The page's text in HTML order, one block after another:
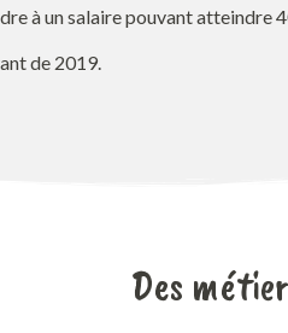
à un salaire pouvant atteindre
de 2019.
Des